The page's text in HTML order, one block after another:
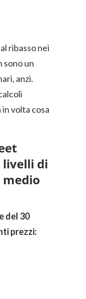
ribasso nei
sono un
anzi.
volta cosa
di
del 30
prezzi: